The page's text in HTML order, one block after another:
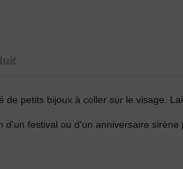
de petits bijoux à coller sur le visage.
festival ou d'un anniversaire sirène